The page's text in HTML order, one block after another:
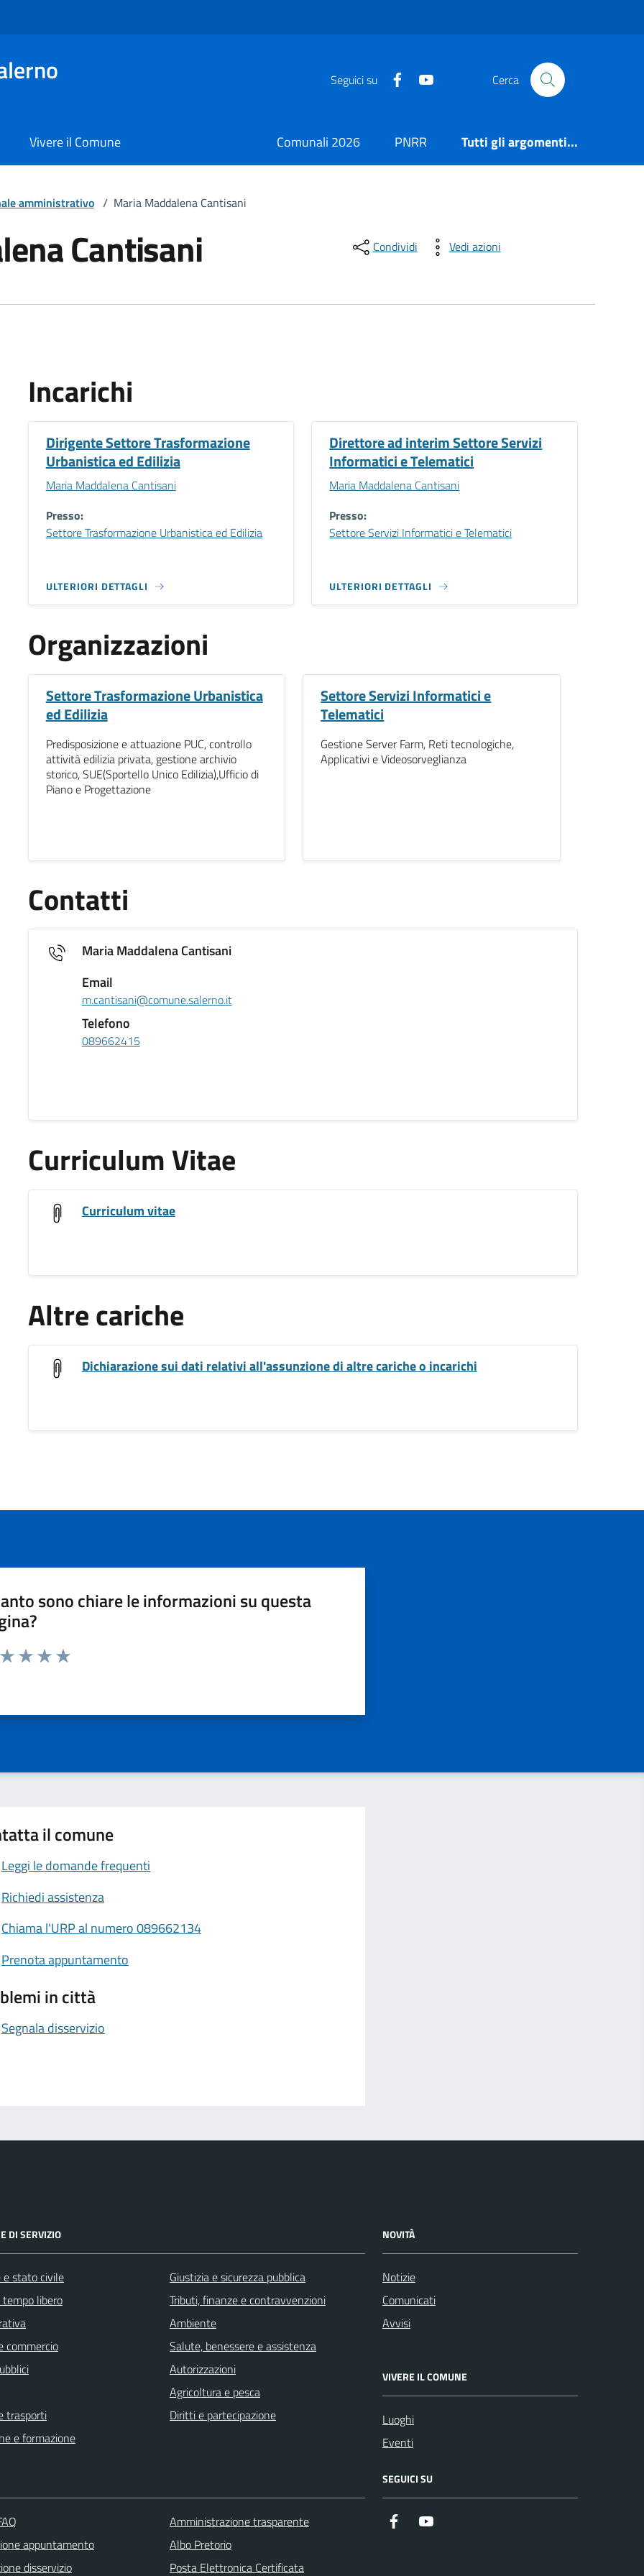
Seguici su https://it-it.facebook.com/ComuneSalerno
https://www.youtube.com/user/
Cerca
Vivere il Comune Comunali 2026 PNRR Tutti gli argomenti...
amministrativo / Maria Maddalena Cantisani
Cantisani Condividi Vedi azioni
Incarichi
Dirigente Settore Trasformazione
Urbanistica ed Edilizia
Maria Maddalena Cantisani
Presso:
Settore Trasformazione Urbanistica ed Edilizia
ULTERIORI DETTAGLI
Direttore ad interim Settore Servizi
Informatici e Telematici
Maria Maddalena Cantisani
Presso:
Settore Servizi Informatici e Telematici
ULTERIORI DETTAGLI
Organizzazioni
Settore Trasformazione Urbanistica
ed Edilizia
Predisposizione e attuazione PUC, controllo
attività edilizia privata, gestione archivio
storico, SUE(Sportello Unico Edilizia),Ufficio di
Piano e Progettazione
Settore Servizi Informatici e
Telematici
Gestione Server Farm, Reti tecnologiche,
Applicativi e Videosorveglianza
Contatti
Maria Maddalena Cantisani
Email
m.cantisani@comune.salerno.it
Telefono
089662415
Curriculum Vitae
Curriculum vitae
Altre cariche
Dichiarazione sui dati relativi all'assunzione di altre cariche o incarichi
sono chiare le informazioni su questa
da 1 a 5 stelle la pagina
il comune
Leggi le domande frequenti
Richiedi assistenza
Chiama l'URP al numero 089662134
Prenota appuntamento
in città
Segnala disservizio
DI SERVIZIO
e stato civile
libero
commercio
trasporti
e formazione
Giustizia e sicurezza pubblica
Tributi, finanze e contravvenzioni
Ambiente
Salute, benessere e assistenza
Autorizzazioni
Agricoltura e pesca
Diritti e partecipazione
NOVITÀ
Notizie
Comunicati
Avvisi
VIVERE IL COMUNE
Luoghi
Eventi
appuntamento
disservizio
Amministrazione trasparente
Albo Pretorio
Posta Elettronica Certificata
SEGUICI SU
https://it-it.facebook.com/ComuneSalerno